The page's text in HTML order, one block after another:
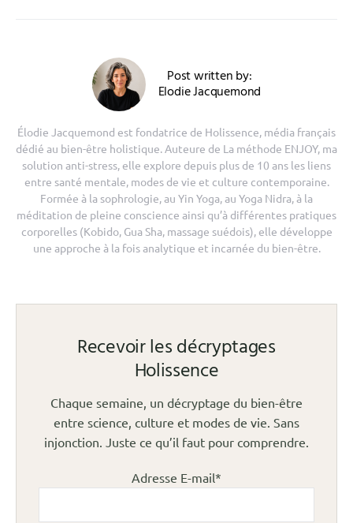
Post written by:
Elodie Jacquemond
Élodie Jacquemond est fondatrice de Holissence, média français
dédié au bien-être holistique. Auteure de La méthode ENJOY, ma
solution anti-stress, elle explore depuis plus de 10 ans les liens
entre santé mentale, modes de vie et culture contemporaine.
Formée à la sophrologie, au Yin Yoga, au Yoga Nidra, à la
méditation de pleine conscience ainsi qu’à différentes pratiques
corporelles (Kobido, Gua Sha, massage suédois), elle développe
une approche à la fois analytique et incarnée du bien-être.
Recevoir les décryptages
Holissence
Chaque semaine, un décryptage du bien-être
entre science, culture et modes de vie. Sans
injonction. Juste ce qu’il faut pour comprendre.
Adresse E-mail*